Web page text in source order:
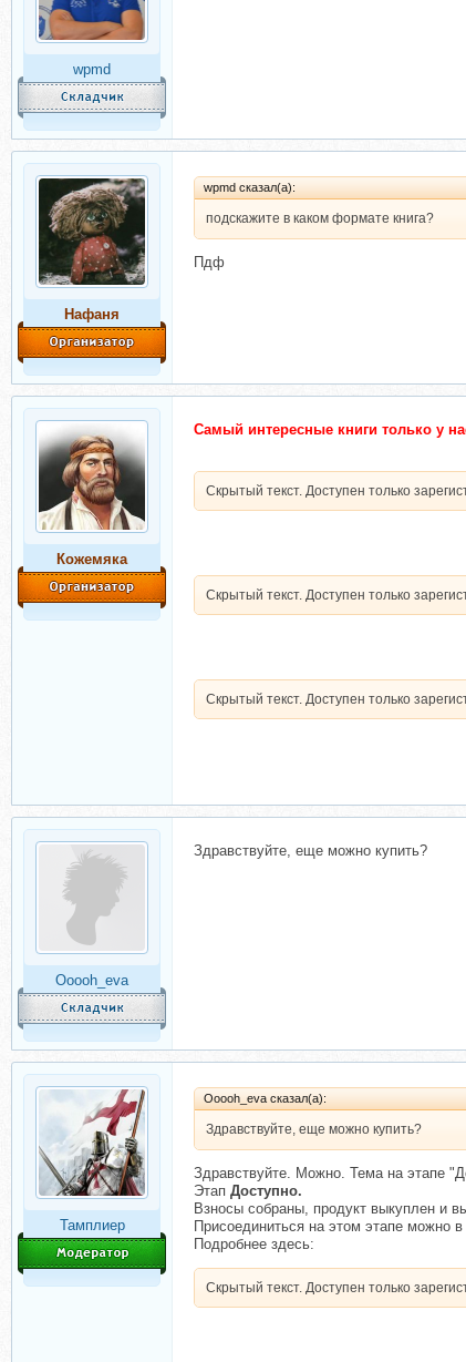
wpmd
Нафаня
wpmd сказал(а):
подскажите в каком формате книга?
Пдф
Кожемяка
Самый интересные книги только у
Скрытый текст. Доступен только
Скрытый текст. Доступен только
Скрытый текст. Доступен только
Ooooh_eva
Здравствуйте, еще можно купить?
Тамплиер
Ooooh_eva сказал(а):
Здравствуйте, еще можно купить?
Здравствуйте. Можно. Тема на этапе
Этап Доступно.
Взносы собраны, продукт выкуплен и
Присоединиться на этом этапе можно
Подробнее здесь:
Скрытый текст. Доступен только